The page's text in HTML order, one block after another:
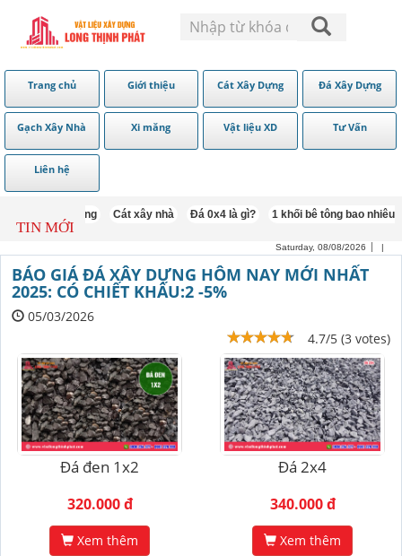
Trang chủ Giới thiệu Cát Xây Dựng Đá Xây Dựng
Gạch Xây Nhà Xi măng Vật liệu XD Tư Vấn
Liên hệ
TIN MỚI
Cát xây nhà Đá 0x4 là gì? 1 khối bê tông bao nhiêu cát
Saturday, 08/08/2026 |
BÁO GIÁ ĐÁ XÂY DỰNG HÔM NAY MỚI NHẤT
2025: CÓ CHIẾT KHẤU:2 -5%
05/03/2026
4.7/5 (3 votes)
Đá đen 1x2
320.000 đ
Xem thêm
Đá 2x4
340.000 đ
Xem thêm